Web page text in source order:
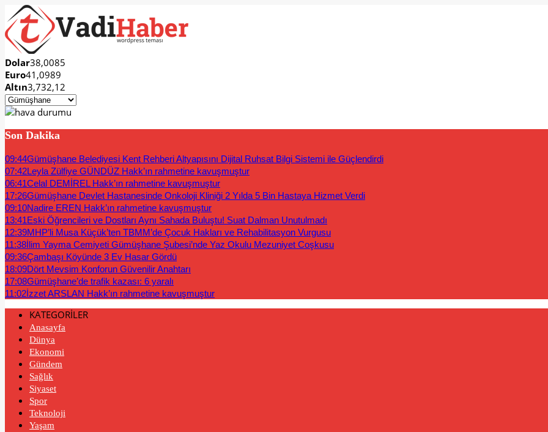
Dolar38,0085
Euro41,0989
Altın3,732,12
Son Dakika
09:44Gümüşhane Belediyesi Kent Rehberi Altyapısını Dijital Ruhsat Bilgi Sistemi ile Güçlendirdi
07:42Leyla Zülfiye GÜNDÜZ Hakk’ın rahmetine kavuşmuştur
06:41Celal DEMİREL Hakk’ın rahmetine kavuşmuştur
17:26Gümüşhane Devlet Hastanesinde Onkoloji Kliniği 2 Yılda 5 Bin Hastaya Hizmet Verdi
09:10Nadire EREN Hakk’ın rahmetine kavuşmuştur
13:41Eski Öğrencileri ve Dostları Aynı Sahada Buluştu! Suat Dalman Unutulmadı
12:39MHP’li Musa Küçük’ten TBMM’de Çocuk Hakları ve Rehabilitasyon Vurgusu
11:38İlim Yayma Cemiyeti Gümüşhane Şubesi’nde Yaz Okulu Mezuniyet Coşkusu
09:36Çambaşı Köyünde 3 Ev Hasar Gördü
18:09Dört Mevsim Konforun Güvenilir Anahtarı
17:08Gümüşhane’de trafik kazası: 6 yaralı
11:02İzzet ARSLAN Hakk’ın rahmetine kavuşmuştur
KATEGORİLER
Anasayfa
Dünya
Ekonomi
Gündem
Sağlık
Siyaset
Spor
Teknoloji
Yaşam